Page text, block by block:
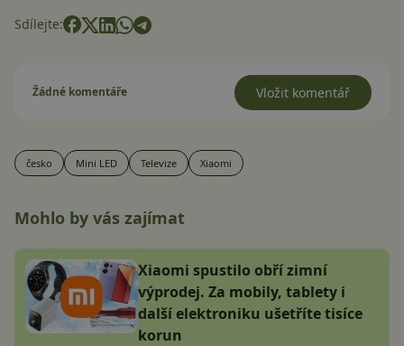
Sdílejte:
Žádné komentáře Vložit komentář
česko Mini LED Televize Xiaomi
Mohlo by vás zajímat
Xiaomi spustilo obří zimní
výprodej. Za mobily, tablety i
další elektroniku ušetříte tisíce
korun